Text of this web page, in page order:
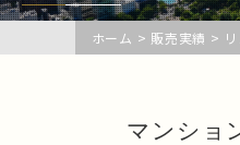
ホーム > 販売実績 >
マンショ